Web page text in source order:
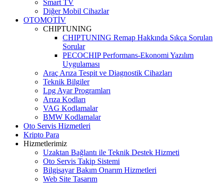
Smart TV
Diğer Mobil Cihazlar
OTOMOTİV
CHIPTUNING
CHIPTUNING Remap Hakkında Sıkça Sorulan
Sorular
PECOCHIP Performans-Ekonomi Yazılım
Uygulaması
Araç Arıza Tespit ve Diagnostik Cihazları
Teknik Bilgiler
Lpg Ayar Programları
Arıza Kodları
VAG Kodlamalar
BMW Kodlamalar
Oto Servis Hizmetleri
Kripto Para
Hizmetlerimiz
Uzaktan Bağlantı ile Teknik Destek Hizmeti
Oto Servis Takip Sistemi
Bilgisayar Bakım Onarım Hizmetleri
Web Site Tasarım